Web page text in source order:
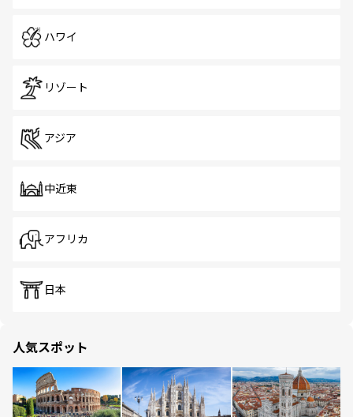
ハワイ
リゾート
アジア
中近東
アフリカ
日本
人気スポット